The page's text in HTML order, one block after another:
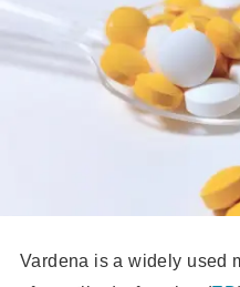
Vardena is a widely used